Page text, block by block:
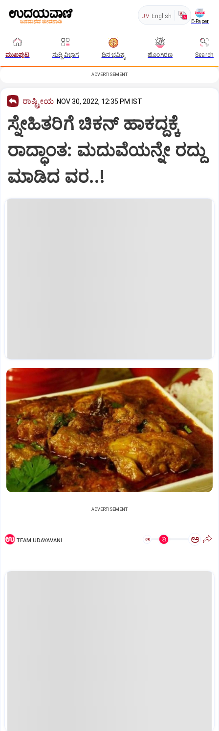
UV English
E-Paper
ಮುಖಪುಟ ಸುದ್ದಿ ವಿಭಾಗ ದಿನ ಭವಿಷ್ಯ ಹೊಂಗಿರಣ Search
ADVERTISEMENT
ರಾಷ್ಟ್ರೀಯ NOV 30, 2022, 12:35 PM IST
ಸ್ನೇಹಿತರಿಗೆ ಚಿಕನ್‌ ಹಾಕದ್ದಕ್ಕೆ
ರಾದ್ಧಾಂತ: ಮದುವೆಯನ್ನೇ ರದ್ದು
ಮಾಡಿದ ವರ..!
ADVERTISEMENT
TEAM UDAYAVANI ಅ ಅ